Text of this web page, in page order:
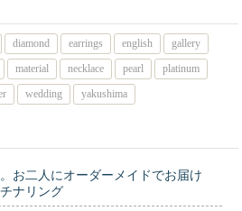
diamond earrings english
gallery
material necklace pearl
platinum
wedding yakushima
お二人にオーダーメイドでお届け
ナリング